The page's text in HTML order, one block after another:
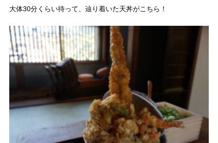
大体30分くらい待って、辿り着いた天丼がこちら！